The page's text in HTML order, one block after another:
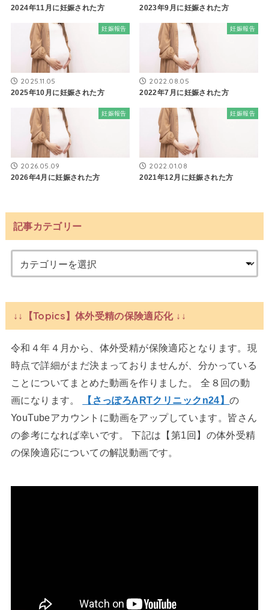
2024年11月に妊娠された方 2023年9月に妊娠された方
妊娠報告
2025.11.05
2025年10月に妊娠された方
妊娠報告
2022.08.05
2022年7月に妊娠された方
妊娠報告
2026.05.09
2026年4月に妊娠された方
妊娠報告
2022.01.08
2021年12月に妊娠された方
記事カテゴリー
↓↓【Topics】体外受精の保険適応化 ↓↓
令和４年４月から、体外受精が保険適応となります。現
時点で詳細がまだ決まっておりませんが、分かっている
ことについてまとめた動画を作りました。 全８回の動
画になります。
【さっぽろARTクリニックn24】の
YouTubeアカウントに動画をアップしています。皆さん
の参考になれば幸いです。 下記は【第1回】の体外受精
の保険適応についての解説動画です。